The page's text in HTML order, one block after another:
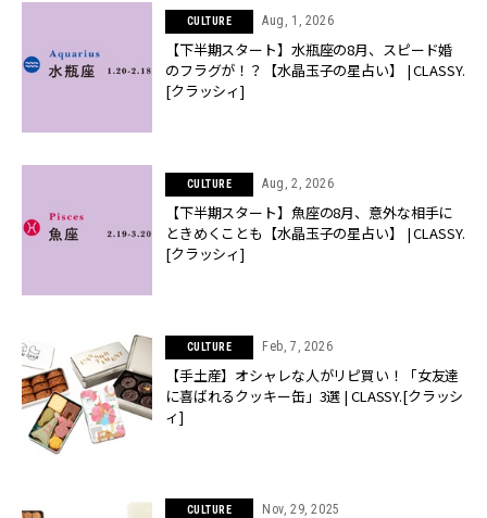
CULTURE Aug, 1, 2026
【下半期スタート】水瓶座の8月、スピード婚
のフラグが！？【水晶玉子の星占い】 | CLASSY.
[クラッシィ]
CULTURE Aug, 2, 2026
【下半期スタート】魚座の8月、意外な相手に
ときめくことも【水晶玉子の星占い】 | CLASSY.
[クラッシィ]
CULTURE Feb, 7, 2026
【手土産】オシャレな人がリピ買い！「女友達
に喜ばれるクッキー缶」3選 | CLASSY.[クラッシ
ィ]
CULTURE Nov, 29, 2025